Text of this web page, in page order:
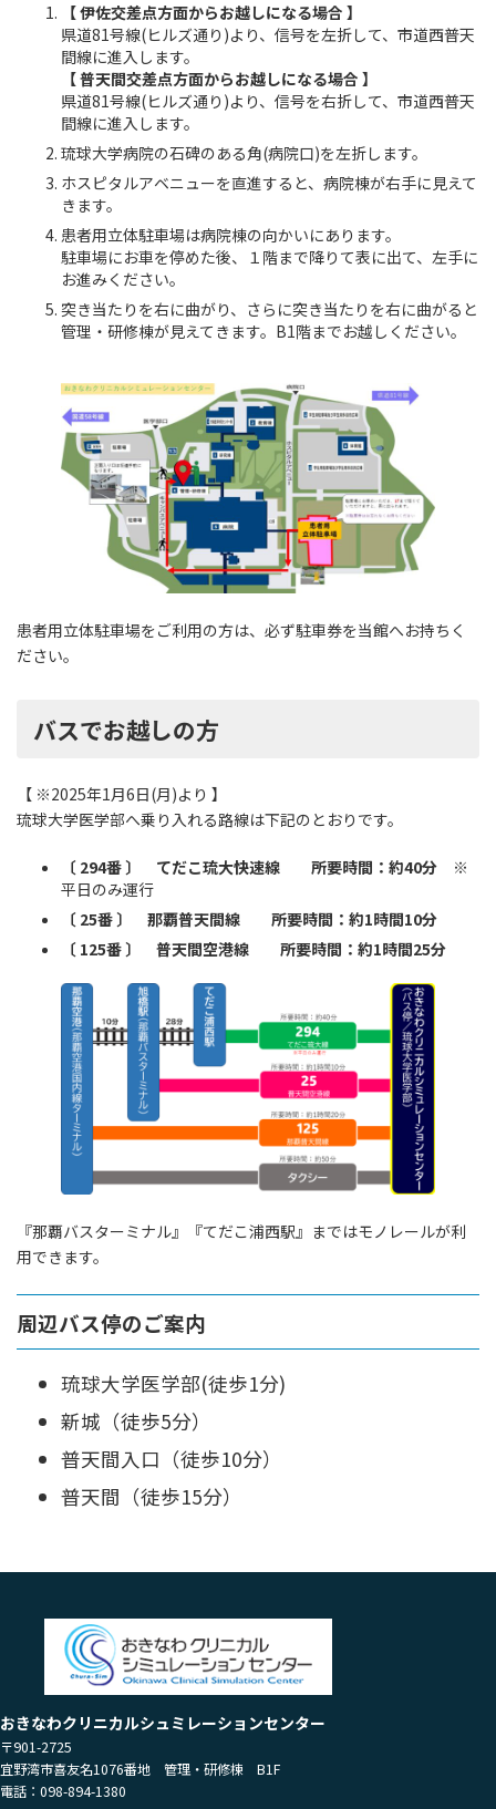
【 伊佐交差点方面からお越しになる場合 】
県道81号線(ヒルズ通り)より、信号を左折して、市道西普天
間線に進入します。
【 普天間交差点方面からお越しになる場合 】
県道81号線(ヒルズ通り)より、信号を右折して、市道西普天
間線に進入します。
琉球大学病院の石碑のある角(病院口)を左折します。
ホスピタルアベニューを直進すると、病院棟が右手に見えて
きます。
患者用立体駐車場は病院棟の向かいにあります。
駐車場にお車を停めた後、１階まで降りて表に出て、左手に
お進みください。
突き当たりを右に曲がり、さらに突き当たりを右に曲がると
管理・研修棟が見えてきます。B1階までお越しください。
患者用立体駐車場をご利用の方は、必ず駐車券を当館へお持ちく
ださい。
バスでお越しの方
【 ※2025年1月6日(月)より 】
琉球大学医学部へ乗り入れる路線は下記のとおりです。
〔 294番 〕 てだこ琉大快速線 所要時間：約40分 ※
平日のみ運行
〔 25番 〕 那覇普天間線 所要時間：約1時間10分
〔 125番 〕 普天間空港線 所要時間：約1時間25分
『那覇バスターミナル』『てだこ浦西駅』まではモノレールが利
用できます。
周辺バス停のご案内
琉球大学医学部(徒歩1分)
新城（徒歩5分）
普天間入口（徒歩10分）
普天間（徒歩15分）
おきなわクリニカルシュミレーションセンター
〒901-2725
宜野湾市喜友名1076番地 管理・研修棟 B1F
電話：098-894-1380